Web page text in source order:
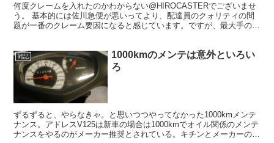
何度クレームを入れたのかわからない@HIROCASTERでございませ
う。 基本的には佐川急便が悪いってより、配達員のクォリティの問
題が一番のクレーム要因になると感じています。ですが、最大手のク
雑記
1000kmのメンテは意外といろい
ろ
ずるずると、やらなきゃ。と思いつつやってなかった1000kmメンテ
ナンス。アドレスV125は新車の場合は1000kmでオイル関係のメンテ
ナンスをやるのがメーカー推奨とされている。キチンとメーカーのホ